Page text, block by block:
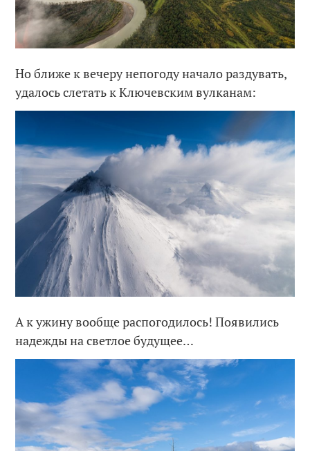
Но ближе к вечеру непогоду начало раздувать,
удалось слетать к Ключевским вулканам:
А к ужину вообще распогодилось! Появились
надежды на светлое будущее…